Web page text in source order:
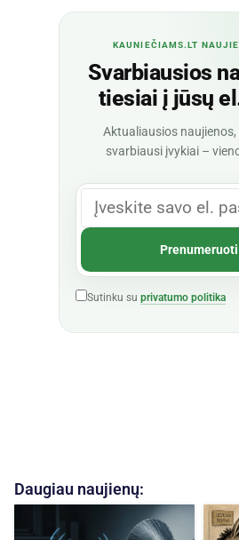
KAUNIEČIAMS.LT
Svarbiausios
tiesiai į jūsų
Aktualiausios naujienos,
svarbiausi įvykiai –
Sutinku su privatumo politika
Daugiau naujienų: